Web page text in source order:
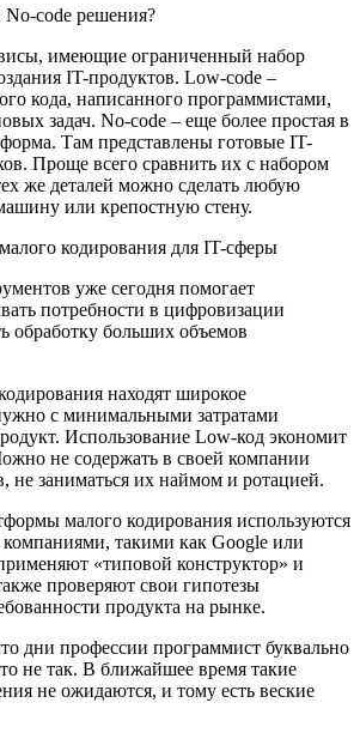
No-code решения?
имеющие ограниченный набор
IT-продуктов. Low-code –
кода, написанного программистами,
задач. No-code – еще более простая в
Там представлены готовые IT-
Проще всего сравнить их с набором
же деталей можно сделать любую
или крепостную стену.
кодирования для IT-сферы
уже сегодня помогает
потребности в цифровизации
обработку больших объемов
находят широкое
с минимальными затратами
Использование Low-код экономит
не содержать в своей компании
не заниматься их наймом и ротацией.
малого кодирования используются
такими как Google или
«типовой конструктор» и
проверяют свои гипотезы
продукта на рынке.
дни профессии программист буквально
не так. В ближайшее время такие
не ожидаются, и тому есть веские